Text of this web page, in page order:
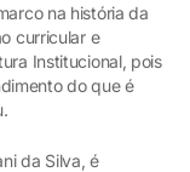
na história da
curricular e
Institucional, pois
do que é
da Silva, é